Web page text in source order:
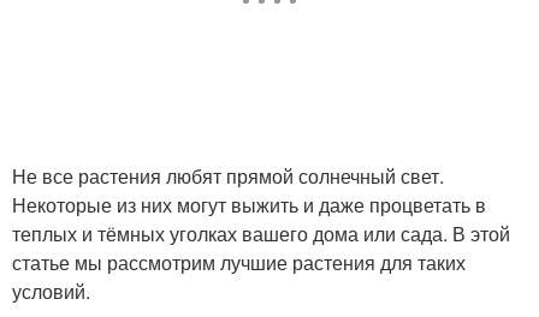
Не все растения любят прямой солнечный свет.
Некоторые из них могут выжить и даже процветать в
теплых и тёмных уголках вашего дома или сада. В этой
статье мы рассмотрим лучшие растения для таких
условий.